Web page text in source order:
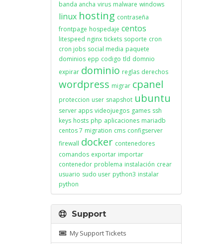
banda ancha virus malware windows
linux hosting contraseña
frontpage hospedaje centos
litespeed nginx tickets soporte cron
cron jobs social media paquete
dominios epp codigo tld domnio
expirar dominio reglas derechos
wordpress migrar cpanel
proteccion user snapshot ubuntu
server apps videojuegos games ssh
keys hosts php aplicaciones mariadb
centos 7 migration cms configserver
firewall docker contenedores
comandos exportar importar
contenedor problema instalación crear
usuario sudo user python3 instalar
python
Support
My Support Tickets